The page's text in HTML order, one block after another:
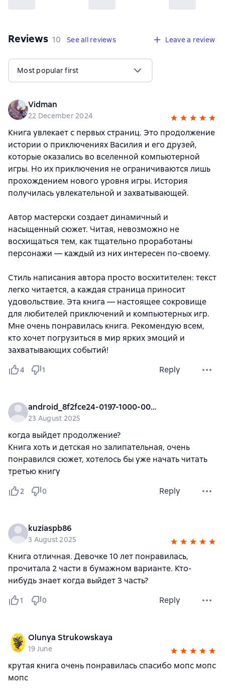
Reviews 10 reviews
10 See all reviews Leave a review
Most popular first
Vidman
22 December 2024
Книга увлекает с первых страниц. Это продолжение
истории о приключениях Василия и его друзей,
которые оказались во вселенной компьютерной
игры. Но их приключения не ограничиваются лишь
прохождением нового уровня игры. История
получилась увлекательной и захватывающей.
Автор мастерски создает динамичный и
насыщенный сюжет. Читая, невозможно не
восхищаться тем, как тщательно проработаны
персонажи — каждый из них интересен по-своему.
Стиль написания автора просто восхитителен: текст
легко читается, а каждая страница приносит
удовольствие. Эта книга — настоящее сокровище
для любителей приключений и компьютерных игр.
Мне очень понравилась книга. Рекомендую всем,
кто хочет погрузиться в мир ярких эмоций и
захватывающих событий!
4 1 Reply
android_8f2fce24-0197-1000-0000-000000000000
23 August 2025
когда выйдет продолжение?
Книга хоть и детская но залипательная, очень
понравился сюжет, хотелось бы уже начать читать
третью книгу
2 0 Reply
kuziaspb86
3 August 2025
Книга отличная. Девочке 10 лет понравилась,
прочитала 2 части в бумажном варианте. Кто-
нибудь знает когда выйдет 3 часть?
1 0 Reply
Olunya Strukowskaya
19 June
крутая книга очень понравилась спасибо мопс мопс
мопс